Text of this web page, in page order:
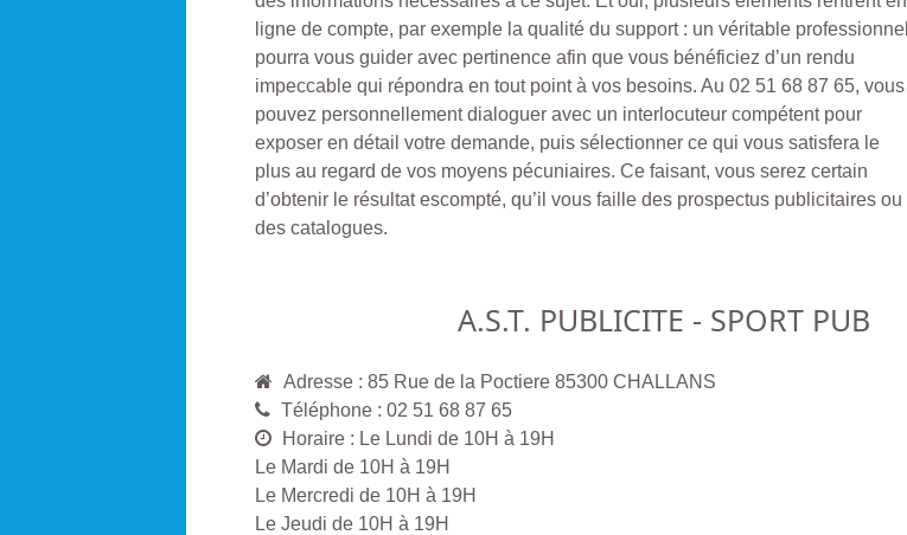
ligne de compte, par exemple la qualité du support : un véritable professionnel
pourra vous guider avec pertinence afin que vous bénéficiez d’un rendu
impeccable qui répondra en tout point à vos besoins. Au 02 51 68 87 65, vous
pouvez personnellement dialoguer avec un interlocuteur compétent pour
exposer en détail votre demande, puis sélectionner ce qui vous satisfera le
plus au regard de vos moyens pécuniaires. Ce faisant, vous serez certain
d’obtenir le résultat escompté, qu’il vous faille des prospectus publicitaires ou
des catalogues.
A.S.T. PUBLICITE - SPORT PUB
Adresse : 85 Rue de la Poctiere 85300 CHALLANS
Téléphone : 02 51 68 87 65
Horaire : Le Lundi de 10H à 19H
Le Mardi de 10H à 19H
Le Mercredi de 10H à 19H
Le Jeudi de 10H à 19H